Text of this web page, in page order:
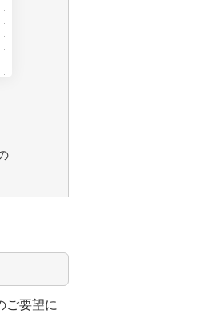
ご要望に